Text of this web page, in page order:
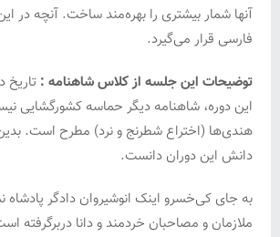
آنها شمار بیشتری را بهره‌مند ساخت. آنچه در
فارسی قرار می‌گیرد.
توضیحات این جلسه از کلاس شاهنامه :
این دوره، شاهنامه دیگر حماسه کشورگشایی
هندی‌ها (اختراع شطرنج و نرد) مطرح است. بدین
دانش این دوران دانست.
به جای کی‌خسرو اینک انوشیروان دادگر پادشاه
ملازمان و مصاحبان خردمند و دانا